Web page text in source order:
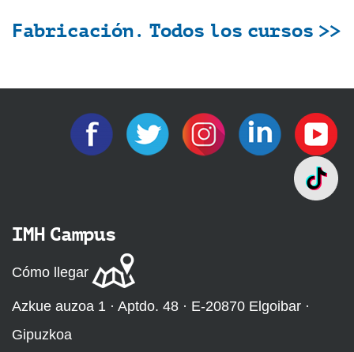
Fabricación. Todos los cursos >>
IMH Campus
Cómo llegar
Azkue auzoa 1 · Aptdo. 48 · E-20870 Elgoibar ·
Gipuzkoa